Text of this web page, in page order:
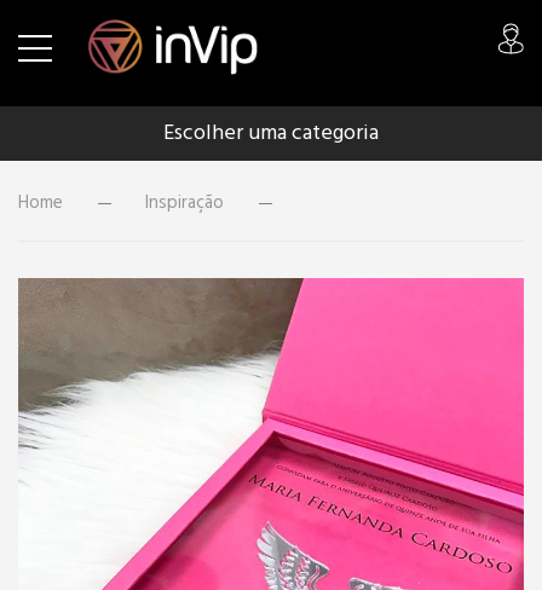
Escolher uma categoria
Home Inspiração